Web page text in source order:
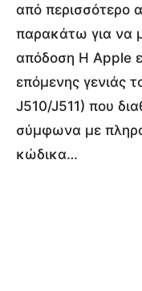
από περισσότερο
παρακάτω για να
απόδοση Η Apple
επόμενης γενιάς
J510/J511) που
σύμφωνα με
κώδικα…